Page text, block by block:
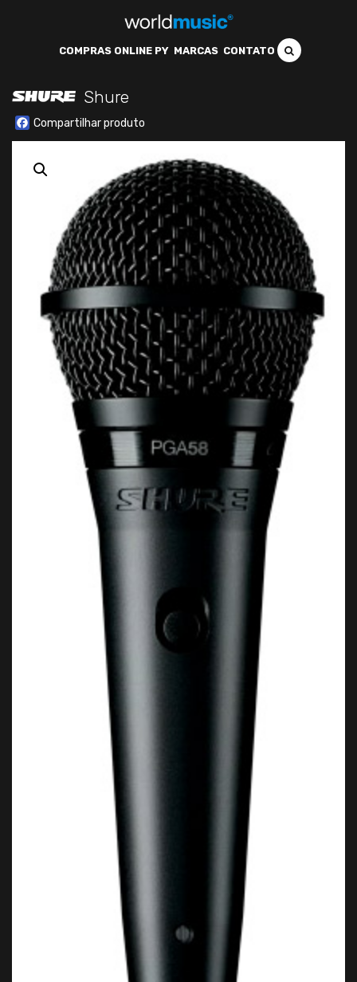
COMPRAS ONLINE PY MARCAS CONTATO
Shure
Facebook